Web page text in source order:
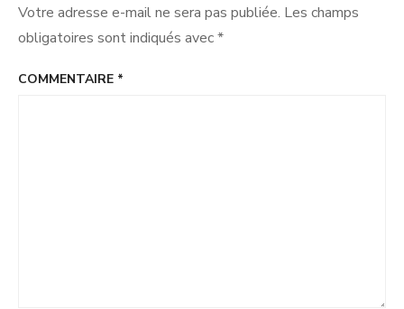
Votre adresse e-mail ne sera pas publiée. Les champs
obligatoires sont indiqués avec*
COMMENTAIRE *